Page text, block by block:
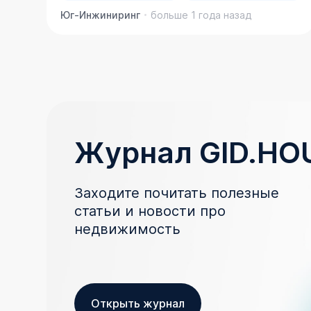
Юг-Инжиниринг больше 1 года назад
Журнал
Заходите почитать полезные
статьи и новости про
недвижимость
Открыть журнал